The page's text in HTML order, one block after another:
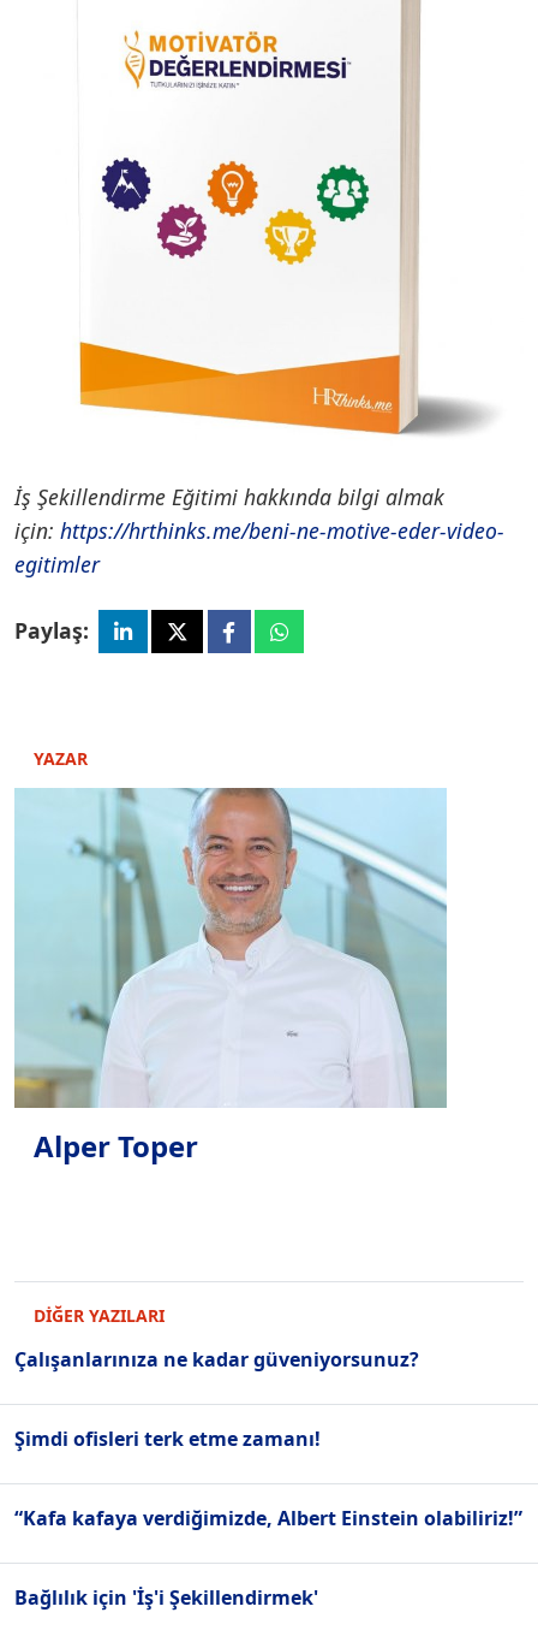
İş Şekillendirme Eğitimi hakkında bilgi almak
için: https://hrthinks.me/beni-ne-motive-eder-video-
egitimler
Paylaş:
YAZAR
Alper Toper
DİĞER YAZILARI
Çalışanlarınıza ne kadar güveniyorsunuz?
Şimdi ofisleri terk etme zamanı!
“Kafa kafaya verdiğimizde, Albert Einstein olabiliriz!”
Bağlılık için 'İş'i Şekillendirmek'